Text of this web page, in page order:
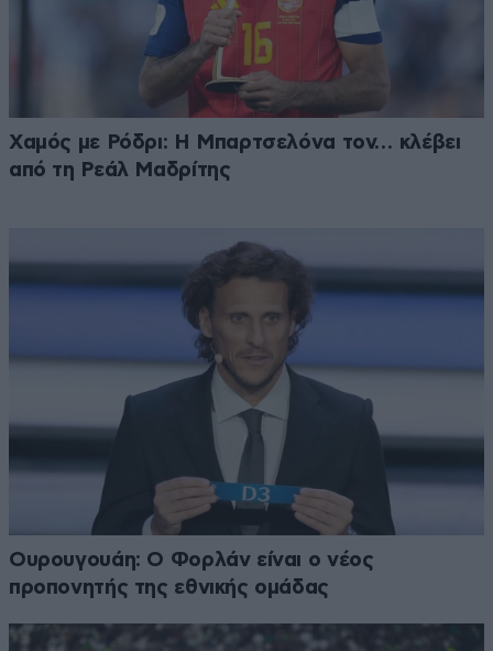
Χαμός με Ρόδρι: Η Μπαρτσελόνα τον… κλέβει
από τη Ρεάλ Μαδρίτης
Ουρουγουάη: Ο Φορλάν είναι ο νέος
προπονητής της εθνικής ομάδας